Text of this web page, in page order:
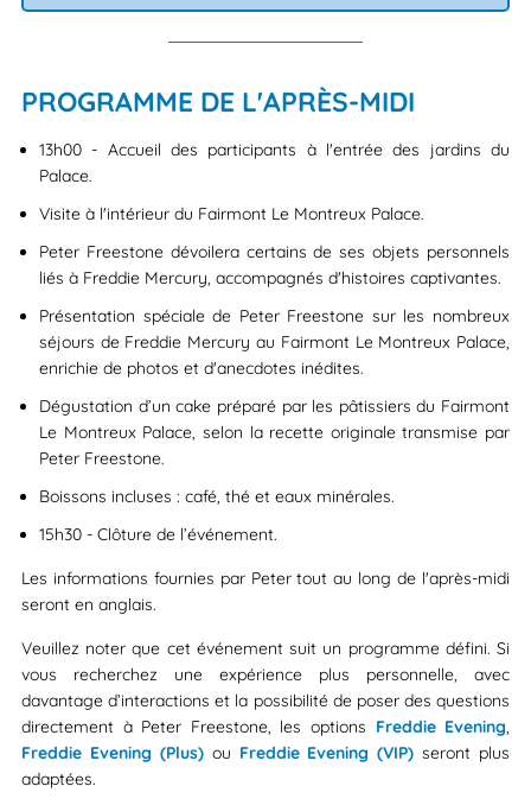
PROGRAMME DE L'APRÈS-MIDI
13h00 - Accueil des participants à l'entrée des jardins du
Palace.
Visite à l'intérieur du Fairmont Le Montreux Palace.
Peter Freestone dévoilera certains de ses objets personnels
liés à Freddie Mercury, accompagnés d'histoires captivantes.
Présentation spéciale de Peter Freestone sur les nombreux
séjours de Freddie Mercury au Fairmont Le Montreux Palace,
enrichie de photos et d'anecdotes inédites.
Dégustation d’un cake préparé par les pâtissiers du Fairmont
Le Montreux Palace, selon la recette originale transmise par
Peter Freestone.
Boissons incluses : café, thé et eaux minérales.
15h30 - Clôture de l’événement.
Les informations fournies par Peter tout au long de l'après-midi
seront en anglais.
Veuillez noter que cet événement suit un programme défini. Si
vous recherchez une expérience plus personnelle, avec
davantage d’interactions et la possibilité de poser des questions
directement à Peter Freestone, les options Freddie Evening,
Freddie Evening (Plus)ou Freddie Evening (VIP) seront plus
adaptées.